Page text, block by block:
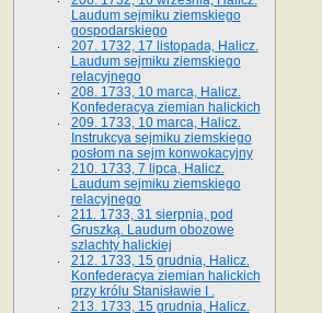
Laudum sejmiku ziemskiego
gospodarskiego
207. 1732, 17 listopada, Halicz.
Laudum sejmiku ziemskiego
relacyjnego
208. 1733, 10 marca, Halicz.
Konfederacya ziemian halickich­
209. 1733, 10 marca, Halicz.
Instrukcya sejmiku ziemskiego
posłom na sejm konwokacyjny
210. 1733, 7 lipca, Halicz.
Laudum sejmiku ziemskiego
relacyjnego
211. 1733, 31 sierpnia, pod
Gruszką. Laudum obozowe
szlachty halickiej
212. 1733, 15 grudnia, Halicz.
Konfederacya ziemian halickich
przy królu Stanisławie I .
213. 1733, 15 grudnia, Halicz.